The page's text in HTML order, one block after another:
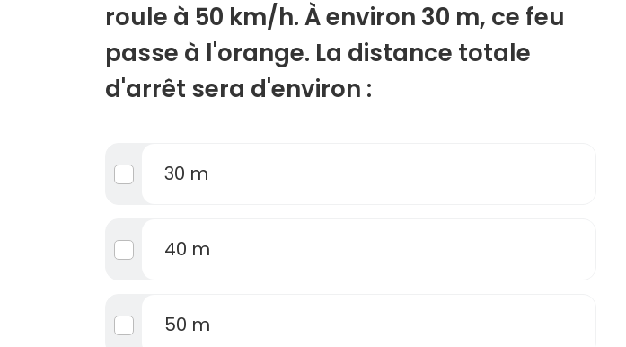
roule à 50 km/h. À environ 30 m, ce feu
passe à l'orange. La distance totale
d'arrêt sera d'environ :
30 m
40 m
50 m